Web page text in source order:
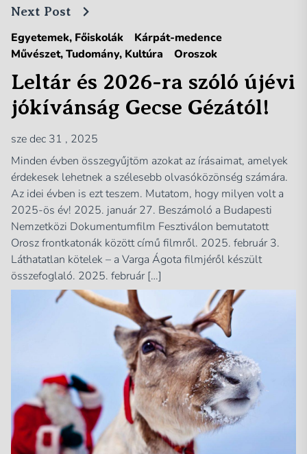
Next Post
Egyetemek, Főiskolák
Kárpát-medence
Művészet, Tudomány, Kultúra
Oroszok
Leltár és 2026-ra szóló újévi
jókívánság Gecse Gézától!
sze dec 31 , 2025
Minden évben összegyűjtöm azokat az írásaimat, amelyek
érdekesek lehetnek a szélesebb olvasóközönség számára.
Az idei évben is ezt teszem. Mutatom, hogy milyen volt a
2025-ös év! 2025. január 27. Beszámoló a Budapesti
Nemzetközi Dokumentumfilm Fesztiválon bemutatott
Orosz frontkatonák között című filmről. 2025. február 3.
Láthatatlan kötelek – a Varga Ágota filmjéről készült
összefoglaló. 2025. február […]